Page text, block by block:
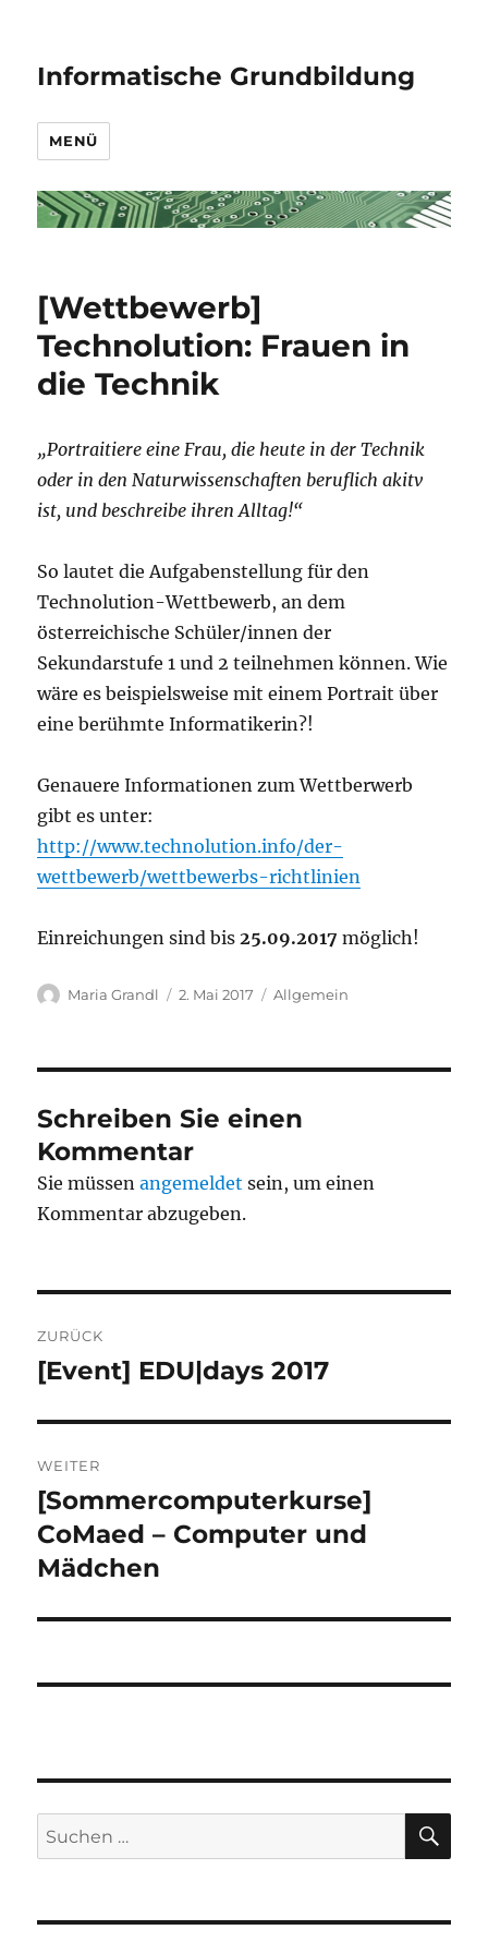
Informatische Grundbildung
MENÜ
[Wettbewerb]
Technolution: Frauen in
die Technik
„Portraitiere eine Frau, die heute in der Technik
oder in den Naturwissenschaften beruflich akitv
ist, und beschreibe ihren Alltag!“
So lautet die Aufgabenstellung für den
Technolution-Wettbewerb, an dem
österreichische Schüler/innen der
Sekundarstufe 1 und 2 teilnehmen können. Wie
wäre es beispielsweise mit einem Portrait über
eine berühmte Informatikerin?!
Genauere Informationen zum Wettberwerb
gibt es unter:
http://www.technolution.info/der-
wettbewerb/wettbewerbs-richtlinien
Einreichungen sind bis 25.09.2017 möglich!
Autor
Maria Grandl
Veröffentlicht
2. Mai 2017 Kategorien
Allgemein
Schreiben Sie einen
Kommentar
Sie müssenangemeldet sein, um einen
Kommentar abzugeben.
ZURÜCK
Vorheriger
[Event] EDU|days 2017
WEITER
Nächster
Beitrag:
[Sommercomputerkurse]
CoMaed – Computer und
Mädchen
Suchen
nach: